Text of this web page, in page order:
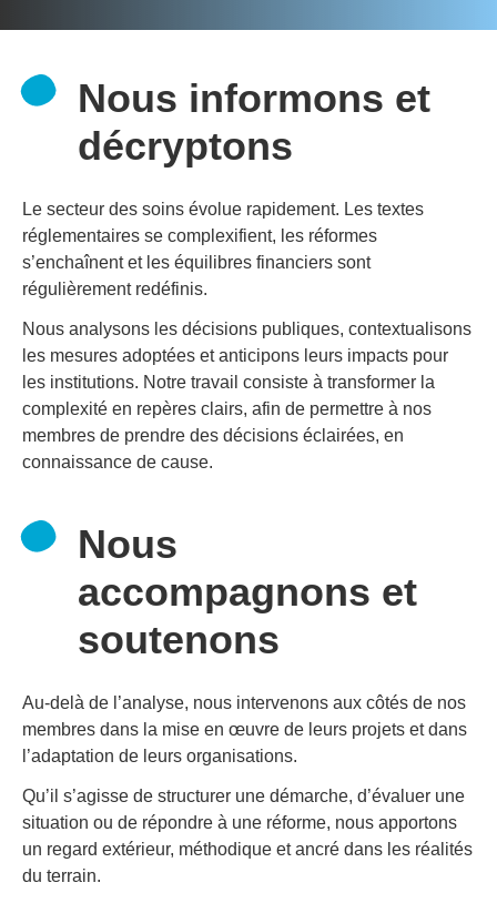
Nous informons et
décryptons
Le secteur des soins évolue rapidement. Les textes
réglementaires se complexifient, les réformes
s’enchaînent et les équilibres financiers sont
régulièrement redéfinis.
Nous analysons les décisions publiques, contextualisons
les mesures adoptées et anticipons leurs impacts pour
les institutions. Notre travail consiste à transformer la
complexité en repères clairs, afin de permettre à nos
membres de prendre des décisions éclairées, en
connaissance de cause.
Nous
accompagnons et
soutenons
Au-delà de l’analyse, nous intervenons aux côtés de nos
membres dans la mise en œuvre de leurs projets et dans
l’adaptation de leurs organisations.
Qu’il s’agisse de structurer une démarche, d’évaluer une
situation ou de répondre à une réforme, nous apportons
un regard extérieur, méthodique et ancré dans les réalités
du terrain.